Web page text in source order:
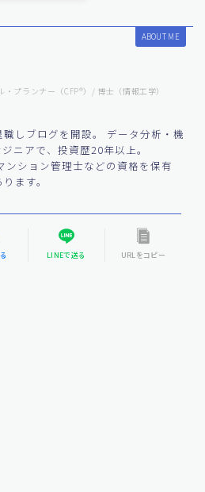
ABOUT ME
・プランナー（CFP®）/ 博士（情報工学）
しブログを開設。 データ分析・機
ニアで、投資歴20年以上。
ンション管理士などの資格を保有
ます。
LINEで送る URLをコピー